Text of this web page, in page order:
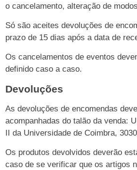
o cancelamento, alteração de
Só são aceites devoluções de
prazo de 15 dias após a data de
Os cancelamentos de eventos
definido caso a caso.
Devoluções
As devoluções de encomendas
acompanhadas do talão da venda:
II da Universidade de Coimbra,
Os produtos devolvidos deverão
caso de se verificar que os artigos